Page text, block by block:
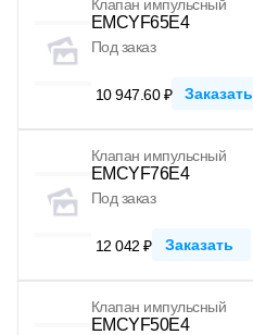
Клапан импульсный
EMCYF65E4
Под заказ
10 947.60 ₽ Заказать
Клапан импульсный
EMCYF76E4
Под заказ
12 042 ₽ Заказать
Клапан импульсный
EMCYF50E4